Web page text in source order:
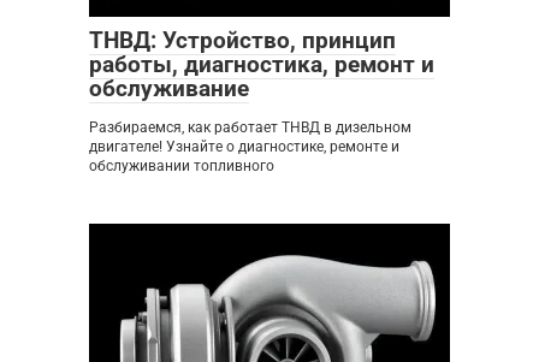
ТНВД: Устройство, принцип
работы, диагностика, ремонт и
обслуживание
Разбираемся, как работает ТНВД в дизельном
двигателе! Узнайте о диагностике, ремонте и
обслуживании топливного